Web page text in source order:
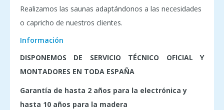
Realizamos las saunas adaptándonos a las necesidades
o capricho de nuestros clientes.
Información
DISPONEMOS DE SERVICIO TÉCNICO OFICIAL Y
MONTADORES EN TODA ESPAÑA
Garantía de hasta 2 años para la electrónica y
hasta 10 años para la madera